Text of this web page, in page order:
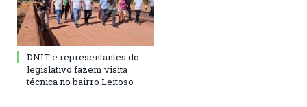
DNIT e representantes do
legislativo fazem visita
técnica no bairro Leitoso